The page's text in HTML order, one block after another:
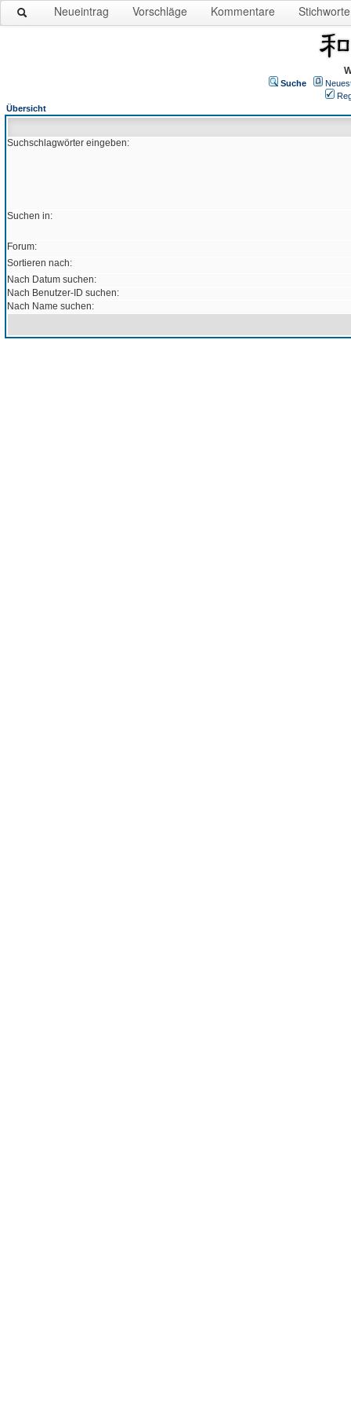
Neueintrag Vorschläge Kommentare Stichworte
Suche
Übersicht
Suchschlagwörter eingeben:
Suchen in:
Forum:
Sortieren nach:
Nach Datum suchen:
Nach Benutzer-ID suchen:
Nach Name suchen: